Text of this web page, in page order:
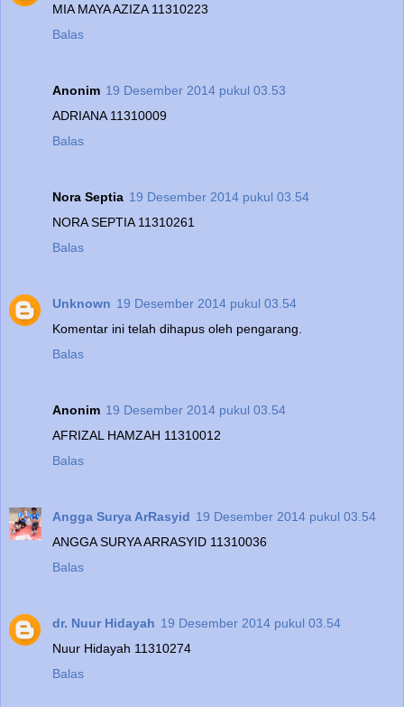
MIA MAYA AZIZA 11310223
Balas
Anonim 19 Desember 2014 pukul 03.53
ADRIANA 11310009
Balas
Nora Septia 19 Desember 2014 pukul 03.54
NORA SEPTIA 11310261
Balas
Unknown 19 Desember 2014 pukul 03.54
Komentar ini telah dihapus oleh pengarang.
Balas
Anonim 19 Desember 2014 pukul 03.54
AFRIZAL HAMZAH 11310012
Balas
Angga Surya ArRasyid 19 Desember 2014 pukul 03.54
ANGGA SURYA ARRASYID 11310036
Balas
dr. Nuur Hidayah 19 Desember 2014 pukul 03.54
Nuur Hidayah 11310274
Balas